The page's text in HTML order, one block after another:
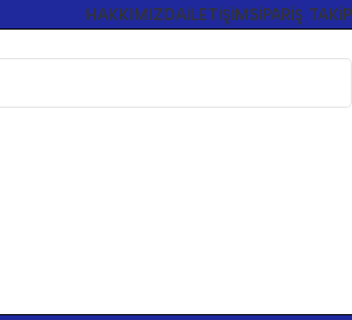
HAKKIMIZDAİLETIŞIM SIPARIŞ TAKIP